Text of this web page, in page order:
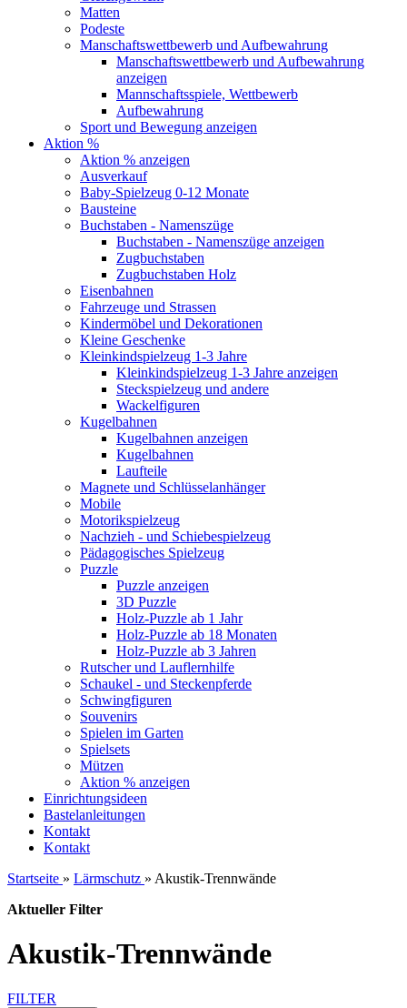
Matten
Podeste
Manschaftswettbewerb und Aufbewahrung
Manschaftswettbewerb und Aufbewahrung
anzeigen
Mannschaftsspiele, Wettbewerb
Aufbewahrung
Sport und Bewegung anzeigen
Aktion %
Aktion % anzeigen
Ausverkauf
Baby-Spielzeug 0-12 Monate
Bausteine
Buchstaben - Namenszüge
Buchstaben - Namenszüge anzeigen
Zugbuchstaben
Zugbuchstaben Holz
Eisenbahnen
Fahrzeuge und Strassen
Kindermöbel und Dekorationen
Kleine Geschenke
Kleinkindspielzeug 1-3 Jahre
Kleinkindspielzeug 1-3 Jahre anzeigen
Steckspielzeug und andere
Wackelfiguren
Kugelbahnen
Kugelbahnen anzeigen
Kugelbahnen
Laufteile
Magnete und Schlüsselanhänger
Mobile
Motorikspielzeug
Nachzieh - und Schiebespielzeug
Pädagogisches Spielzeug
Puzzle
Puzzle anzeigen
3D Puzzle
Holz-Puzzle ab 1 Jahr
Holz-Puzzle ab 18 Monaten
Holz-Puzzle ab 3 Jahren
Rutscher und Lauflernhilfe
Schaukel - und Steckenpferde
Schwingfiguren
Souvenirs
Spielen im Garten
Spielsets
Mützen
Aktion % anzeigen
Einrichtungsideen
Bastelanleitungen
Kontakt
Kontakt
Startseite » Lärmschutz » Akustik-Trennwände
Aktueller Filter
Akustik-Trennwände
FILTER